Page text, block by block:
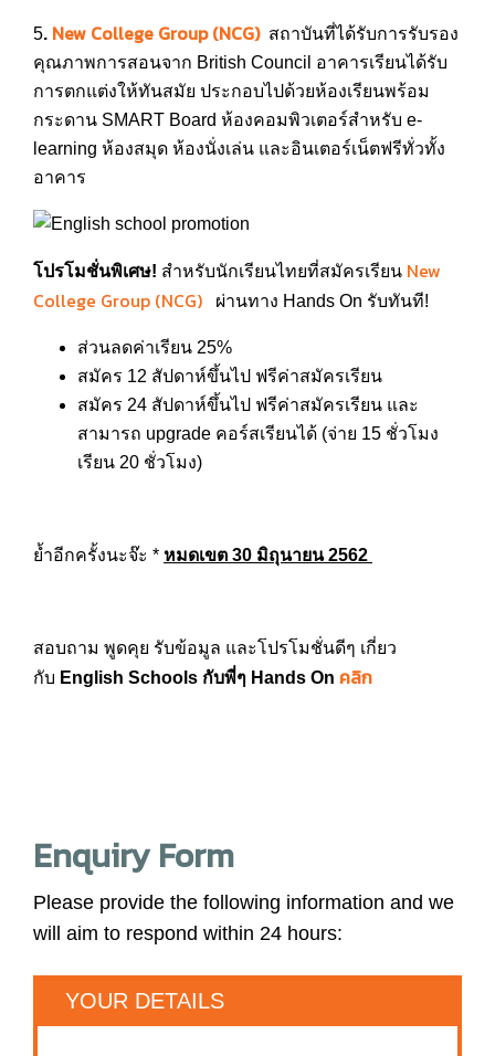
5. New College Group (NCG) สถาบันที่ได้รับการรับรอง
คุณภาพการสอนจาก British Council อาคารเรียนได้รับ
การตกแต่งให้ทันสมัย ประกอบไปด้วยห้องเรียนพร้อม
กระดาน SMART Board ห้องคอมพิวเตอร์สำหรับ e-
learning ห้องสมุด ห้องนั่งเล่น และอินเตอร์เน็ตฟรีทั่วทั้ง
อาคาร
โปรโมชั่นพิเศษ! สำหรับนักเรียนไทยที่สมัครเรียน New
College Group (NCG) ผ่านทาง Hands On รับทันที!
ส่วนลดค่าเรียน 25%
สมัคร 12 สัปดาห์ขึ้นไป ฟรีค่าสมัครเรียน
สมัคร 24 สัปดาห์ขึ้นไป ฟรีค่าสมัครเรียน และ
สามารถ upgrade คอร์สเรียนได้ (จ่าย 15 ชั่วโมง
เรียน 20 ชั่วโมง)
ย้ำอีกครั้งนะจ๊ะ * หมดเขต 30 มิถุนายน 2562
สอบถาม พูดคุย รับข้อมูล และโปรโมชั่นดีๆ เกี่ยว
กับ English Schools กับพี่ๆ Hands On คลิก
Enquiry Form
Please provide the following information and we
will aim to respond within 24 hours:
YOUR DETAILS